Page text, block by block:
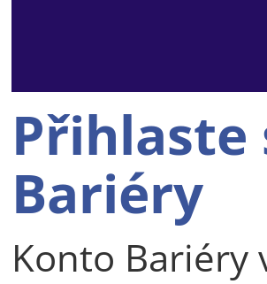
Přihlaste
Bariéry
Konto